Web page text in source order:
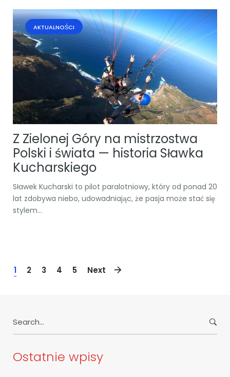
AKTUALNOŚCI
Z Zielonej Góry na mistrzostwa
Polski i świata — historia Sławka
Kucharskiego
Sławek Kucharski to pilot paralotniowy, który od ponad 20
lat zdobywa niebo, udowadniając, że pasja może stać się
stylem...
1 2 3 4 5 Next
for:
Ostatnie wpisy